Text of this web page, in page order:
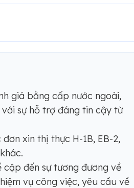
giá bằng cấp nước ngoài,
sự hỗ trợ đáng tin cậy từ
xin thị thực H-1B, EB-2,
đến sự tương đương về
vụ công việc, yêu cầu về